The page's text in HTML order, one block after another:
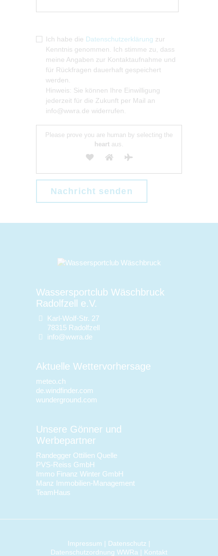
Ich habe die Datenschutzerklärung zur
Kenntnis genommen. Ich stimme zu, dass
meine Angaben zur Kontaktaufnahme und
für Rückfragen dauerhaft gespeichert
werden.
Hinweis: Sie können Ihre Einwilligung
jederzeit für die Zukunft per Mail an
info@wwra.de widerrufen.
Please prove you are human by selecting the
heart aus.
Wassersportclub Wäschbruck
Radolfzell e.V.
Karl-Wolf-Str. 27
78315 Radolfzell
info@wwra.de
Aktuelle Wettervorhersage
meteo.ch
de.windfinder.com
wunderground.com
Unsere Gönner und
Werbepartner
Randegger Ottilien Quelle
PVS-Reiss GmbH
Immo Finanz Winter GmbH
Manz Immobilien-Management
TeamHaus
Impressum | Datenschutz |
Datenschutzordnung WWRa | Kontakt